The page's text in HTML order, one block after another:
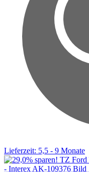
Lieferzeit: 5,5 - 9 Monate